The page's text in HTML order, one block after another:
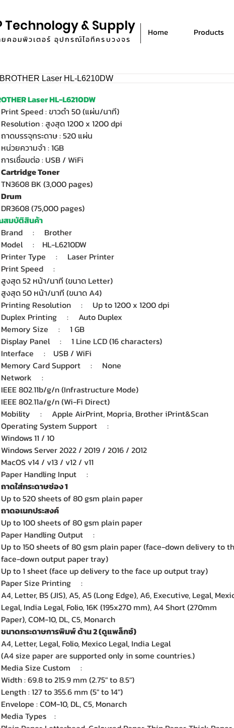
Technology & Supply
ยคอมพิวเตอร์ อุปกรณ์ไอทีครบวงจร
Home Products
Laser HL-L6210DW
Print Speed : ขาวดำ 50 (แผ่น/นาที)
Resolution : สูงสุด 1200 x 1200 dpi
ถาดบรรจุกระดาษ : 520 แผ่น
หน่วยความจำ : 1GB
การเชื่อมต่อ : USB / WiFi
Cartridge Toner
TN3608 BK (3,000 pages)
Drum
DR3608 (75,000 pages)
มบัติสินค้า
Brand : Brother
Model : HL-L6210DW
Printer Type : Laser Printer
Print Speed :
สูงสุด 52 หน้า/นาที (ขนาด Letter)
สูงสุด 50 หน้า/นาที (ขนาด A4)
Printing Resolution : Up to 1200 x 1200 dpi
Duplex Printing : Auto Duplex
Memory Size : 1 GB
Display Panel : 1 Line LCD (16 characters)
Interface : USB / WiFi
Memory Card Support : None
Network :
IEEE 802.11b/g/n (Infrastructure Mode)
IEEE 802.11a/g/n (Wi-Fi Direct)
Mobility : Apple AirPrint, Mopria, Brother iPrint&Scan
Operating System Support :
Windows 11 / 10
Windows Server 2022 / 2019 / 2016 / 2012
MacOS v14 / v13 / v12 / v11
Paper Handling Input :
ถาดใส่กระดาษช่อง 1
Up to 520 sheets of 80 gsm plain paper
ถาดอเนกประสงค์
Up to 100 sheets of 80 gsm plain paper
Paper Handling Output :
Up to 150 sheets of 80 gsm plain paper (face-down delivery to
face-down output paper tray)
Up to 1 sheet (face up delivery to the face up output tray)
Paper Size Printing :
A4, Letter, B5 (JIS), A5, A5 (Long Edge), A6, Executive, Legal,
Legal, India Legal, Folio, 16K (195x270 mm), A4 Short (270mm
Paper), COM-10, DL, C5, Monarch
ขนาดกระดาษการพิมพ์ ด้าน 2 (ดูแพล็กซ์)
A4, Letter, Legal, Folio, Mexico Legal, India Legal
(A4 size paper are supported only in some countries.)
Media Size Custom :
Width : 69.8 to 215.9 mm (2.75" to 8.5")
Length : 127 to 355.6 mm (5" to 14")
Envelope : COM-10, DL, C5, Monarch
Media Types :